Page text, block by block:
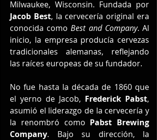
Jacob Best, la cervecería original era
conocida como Best and Company. Al
inicio, la empresa producía cervezas
tradicionales alemanas, reflejando
las raíces europeas de su fundador.
No fue hasta la década de 1860 que
el yerno de Jacob, Frederick Pabst,
asumió el liderazgo de la cervecería y
la renombró como Pabst Brewing
Company. Bajo su dirección, la